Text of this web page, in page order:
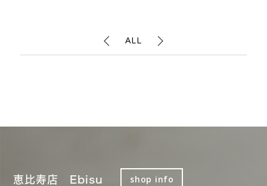
ALL
恵比寿店 Ebisu shop info